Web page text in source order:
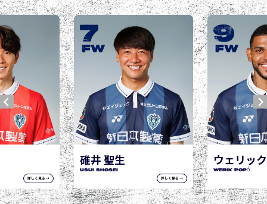
詳しく見る →
ウェリック ポポ
WERIK POPÓ
詳しく見る →
9
FW
城後 寿
JOGO Hisashi
10
FW